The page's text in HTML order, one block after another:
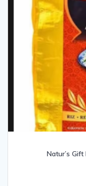
Natur’s